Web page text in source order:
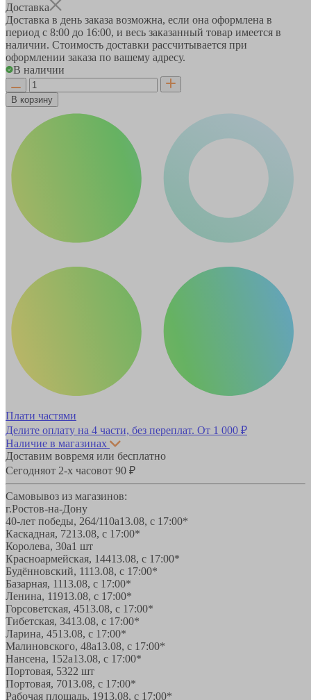
Доставка
Доставка в день заказа возможна, если она оформлена в
период с 8:00 до 16:00, и весь заказанный товар имеется в
наличии. Стоимость доставки рассчитывается при
оформлении заказа по вашему адресу.
В наличии
В корзину
Плати частями
Делите оплату на 4 части, без переплат. От 1 000 ₽
Наличие в магазинах
Доставим вовремя или бесплатно
Сегодняот 2-х часовот 90 ₽
Самовывоз из магазинов:
г.Ростов-на-Дону
40-лет победы, 264/110а13.08, с 17:00*
Каскадная, 7213.08, с 17:00*
Королева, 30а1 шт
Красноармейская, 14413.08, с 17:00*
Будённовский, 1113.08, с 17:00*
Базарная, 1113.08, с 17:00*
Ленина, 11913.08, с 17:00*
Горсоветская, 4513.08, с 17:00*
Тибетская, 3413.08, с 17:00*
Ларина, 4513.08, с 17:00*
Малиновского, 48а13.08, с 17:00*
Нансена, 152а13.08, с 17:00*
Портовая, 5322 шт
Портовая, 7013.08, с 17:00*
Рабочая площадь, 1913.08, с 17:00*